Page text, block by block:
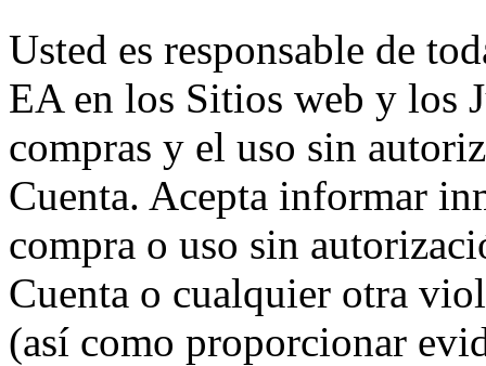
Usted es responsable de
EA en los Sitios web y los
compras y el uso sin
Cuenta. Acepta informar
compra o uso sin
Cuenta o cualquier otra
(así como proporcionar